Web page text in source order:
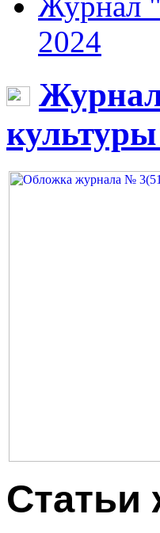
2024
Статьи